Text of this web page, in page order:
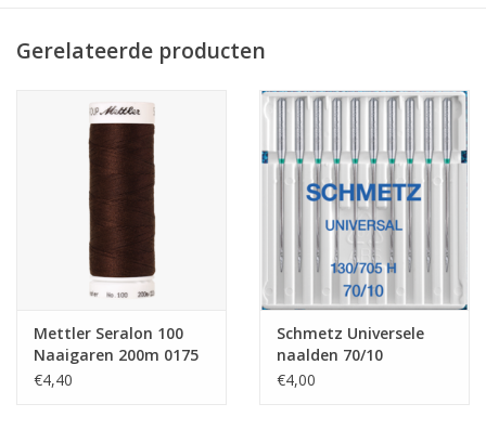
bijpassende garen voor.
Gerelateerde producten
Mettler Seralon 100
Naaigaren 200m 0175
€4,40
Schmetz Universele
naalden 70/10
€4,00